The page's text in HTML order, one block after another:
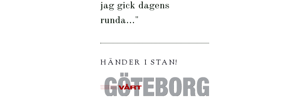
jag gick dagens
runda..."
HÄNDER I STAN!